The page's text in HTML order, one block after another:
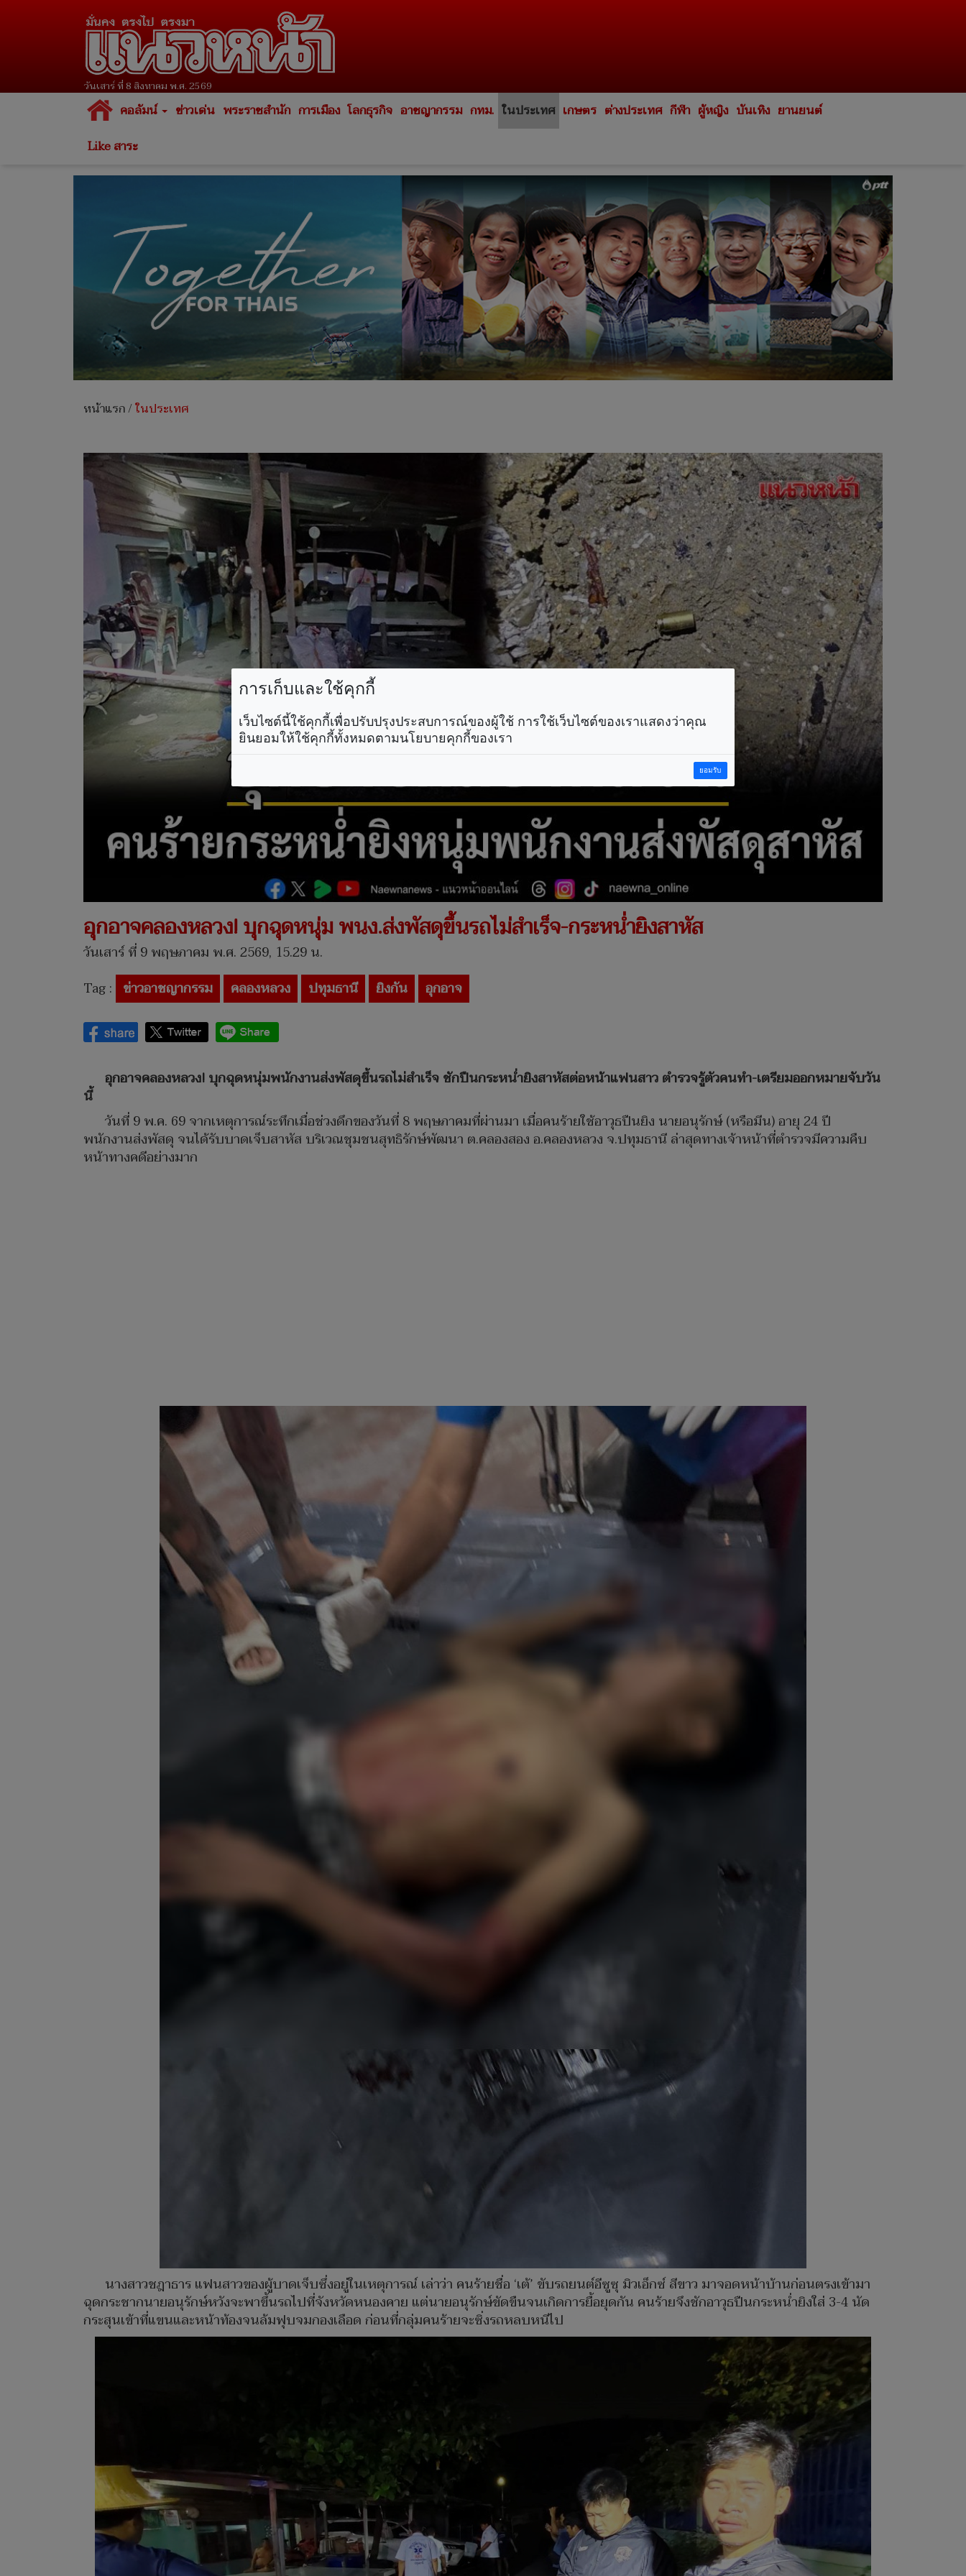
วันเสาร์ ที่ 8 สิงหาคม พ.ศ. 2569
คอลัมน์ ข่าวเด่น พระราชสำนัก การเมือง โลกธุรกิจ อาชญากรรม กทม. ในประเทศ เกษตร ต่างประเทศ กีฬา ผู้หญิง บันเทิง ยานยนต์
Like สาระ
หน้าแรก/ในประเทศ
อุกอาจคลองหลวง! บุกฉุดหนุ่ม พนง.ส่งพัสดุขึ้นรถไม่สำเร็จ-กระหน่ำยิงสาหัส
วันเสาร์ ที่ 9 พฤษภาคม พ.ศ. 2569, 15.29 น.
Tag : ข่าวอาชญากรรม คลองหลวง ปทุมธานี ยิงกัน อุกอาจ
อุกอาจคลองหลวง! บุกฉุดหนุ่มพนักงานส่งพัสดุขึ้นรถไม่สำเร็จ ชักปืนกระหน่ำยิงสาหัสต่อหน้าแฟนสาว ตำรวจรู้ตัวคนทำ-เตรียมออกหมายจับวัน
นี้
วันที่ 9 พ.ค. 69 จากเหตุการณ์ระทึกเมื่อช่วงดึกของวันที่ 8 พฤษภาคมที่ผ่านมา เมื่อคนร้ายใช้อาวุธปืนยิง นายอนุรักษ์ (หรือมีน) อายุ 24 ปี
พนักงานส่งพัสดุ จนได้รับบาดเจ็บสาหัส บริเวณชุมชนสุทธิรักษ์พัฒนา ต.คลองสอง อ.คลองหลวง จ.ปทุมธานี ล่าสุดทางเจ้าหน้าที่ตำรวจมีความคืบ
หน้าทางคดีอย่างมาก
นางสาวชฎาธาร แฟนสาวของผู้บาดเจ็บซึ่งอยู่ในเหตุการณ์ เล่าว่า คนร้ายชื่อ ‘เต้’ ขับรถยนต์อีซูซุ มิวเอ็กซ์ สีขาว มาจอดหน้าบ้านก่อนตรงเข้ามา
ฉุดกระชากนายอนุรักษ์หวังจะพาขึ้นรถไปที่จังหวัดหนองคาย แต่นายอนุรักษ์ขัดขืนจนเกิดการยื้อยุดกัน คนร้ายจึงชักอาวุธปืนกระหน่ำยิงใส่ 3-4 นัด
กระสุนเข้าที่แขนและหน้าท้องจนล้มฟุบจมกองเลือด ก่อนที่กลุ่มคนร้ายจะซิ่งรถหลบหนีไป
การเก็บและใช้คุกกี้
เว็บไซต์นี้ใช้คุกกี้เพื่อปรับปรุงประสบการณ์ของผู้ใช้ การใช้เว็บไซต์ของเราแสดงว่าคุณ
ยินยอมให้ใช้คุกกี้ทั้งหมดตามนโยบายคุกกี้ของเรา
ยอมรับ